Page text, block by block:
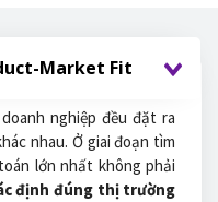
nghiệp đều đặt ra
nhau. Ở giai đoạn tìm
lớn nhất không phải
định đúng thị trường
Market Fit